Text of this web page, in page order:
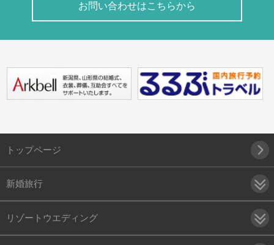
お問い合わせはこちらから
トップページ
新婚旅行
リゾートウエディング